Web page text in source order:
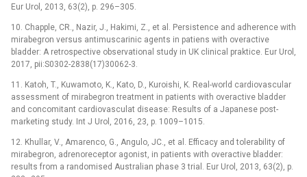
Eur Urol, 2013, 63(2), p. 296–305.
10. Chapple, CR., Nazir, J., Hakimi, Z., et al. Persistence and adherence with
mirabegron versus antimuscarinic agents in patiens with overactive
bladder: A retrospective observational study in UK clinical praktice. Eur Urol,
2017, pii:S0302-2838(17)30062-3.
11. Katoh, T., Kuwamoto, K., Kato, D., Kuroishi, K. Real-world cardiovascular
assessment of mirabegron treatment in patients with overactive bladder
and concomitant cardiovasculat disease: Results of a Japanese post-
marketing study. Int J Urol, 2016, 23, p. 1009–1015.
12. Khullar, V., Amarenco, G., Angulo, JC., et al. Efficacy and tolerability of
mirabegron, adrenoreceptor agonist, in patients with overactive bladder:
results from a randomised Australian phase 3 trial. Eur Urol, 2013, 63(2), p.